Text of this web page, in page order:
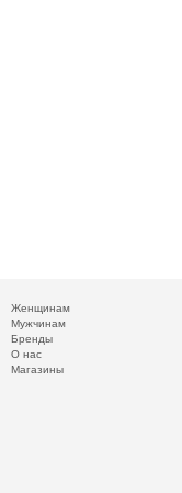
Женщинам
Мужчинам
Бренды
О нас
Магазины